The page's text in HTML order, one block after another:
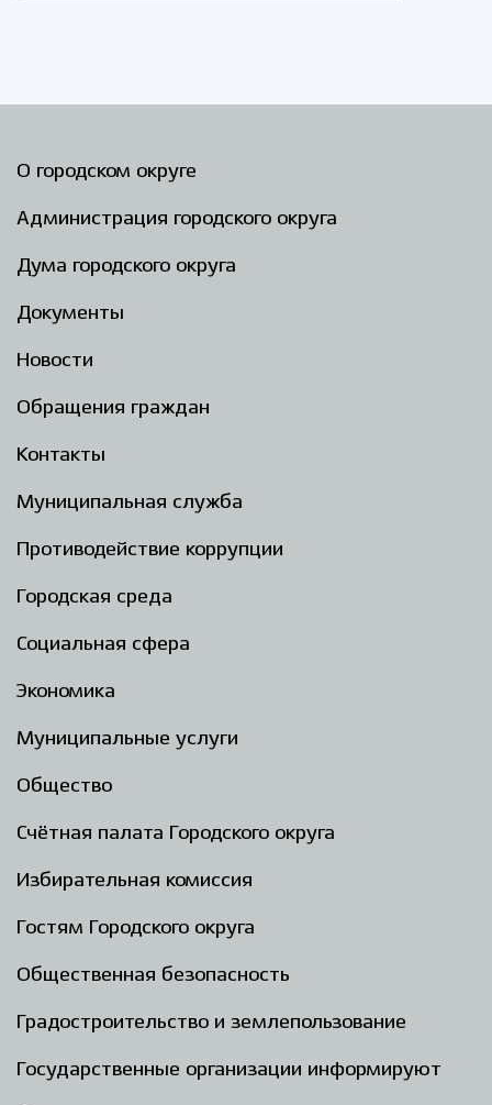
О городском округе
Администрация городского округа
Дума городского округа
Документы
Новости
Обращения граждан
Контакты
Муниципальная служба
Противодействие коррупции
Городская среда
Социальная сфера
Экономика
Муниципальные услуги
Общество
Счётная палата Городского округа
Избирательная комиссия
Гостям Городского округа
Общественная безопасность
Градостроительство и землепользование
Государственные организации информируют